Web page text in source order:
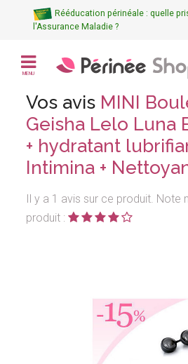
Rééducation périnéale : quelle
l'Assurance Maladie ?
MENU
Vos avis MINI
Geisha Lelo Luna
+ hydratant
Intimina +
Il y a 1 avis sur ce produit. Note
produit :